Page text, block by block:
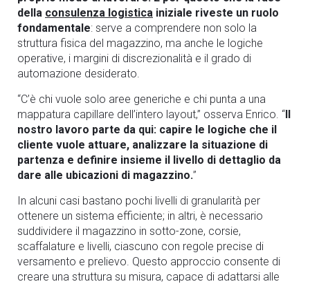
della consulenza logistica iniziale riveste un ruolo
fondamentale: serve a comprendere non solo la
struttura fisica del magazzino, ma anche le logiche
operative, i margini di discrezionalità e il grado di
automazione desiderato.
“C’è chi vuole solo aree generiche e chi punta a una
mappatura capillare dell’intero layout,” osserva Enrico. “Il
nostro lavoro parte da qui: capire le logiche che il
cliente vuole attuare, analizzare la situazione di
partenza e definire insieme il livello di dettaglio da
dare alle ubicazioni di magazzino.”
In alcuni casi bastano pochi livelli di granularità per
ottenere un sistema efficiente; in altri, è necessario
suddividere il magazzino in sotto-zone, corsie,
scaffalature e livelli, ciascuno con regole precise di
versamento e prelievo. Questo approccio consente di
creare una struttura su misura, capace di adattarsi alle